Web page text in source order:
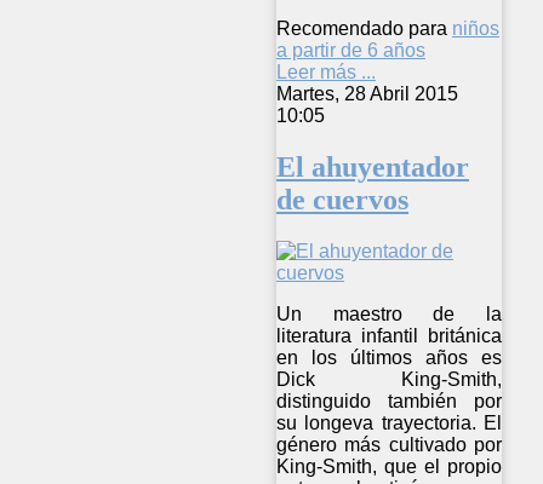
Recomendado para niños
a partir de 6 años
Leer más ...
Martes, 28 Abril 2015
10:05
El ahuyentador
de cuervos
Un maestro de la
literatura infantil británica
en los últimos años es
Dick King-Smith,
distinguido también por
su longeva trayectoria. El
género más cultivado por
King-Smith, que el propio